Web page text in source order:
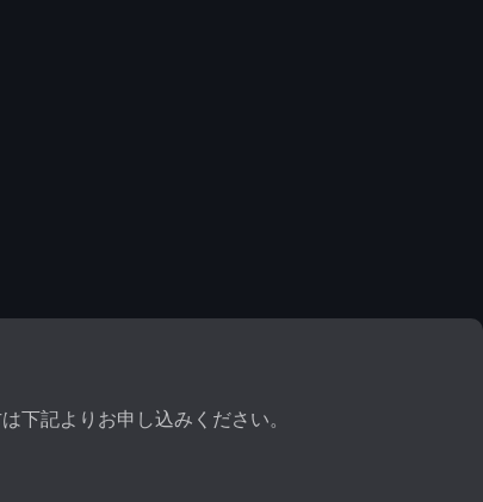
下記よりお申し込みください。